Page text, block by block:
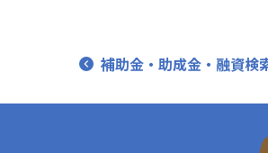
補助金・助成金・融資検